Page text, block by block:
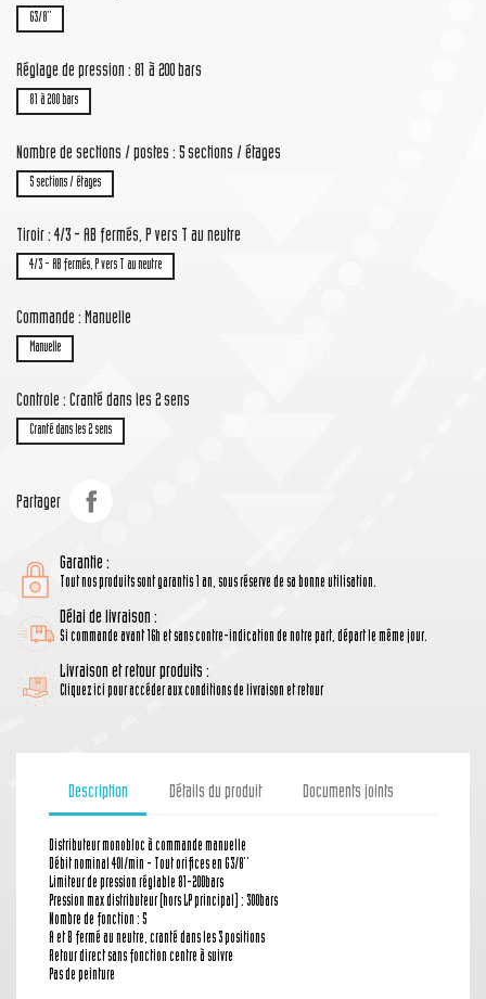
G3/8''
Réglage de pression : 81 à 200 bars
81 à 200 bars
Nombre de sections / postes : 5 sections / étages
5 sections / étages
Tiroir : 4/3 - AB fermés, P vers T au neutre
4/3 - AB fermés, P vers T au neutre
Commande : Manuelle
Manuelle
Controle : Cranté dans les 2 sens
Cranté dans les 2 sens
Partager
Garantie :
Tout nos produits sont garantis 1 an, sous réserve de sa bonne utilisation.
Délai de livraison :
Si commande avant 16h et sans contre-indication de notre part, départ le même jour.
Livraison et retour produits :
Cliquez ici pour accéder aux conditions de livraison et retour
Description Détails du produit Documents joints
Distributeur monobloc à commande manuelle
Débit nominal 40l/min - Tout orifices en G3/8''
Limiteur de pression réglable 81-200bars
Pression max distributeur (hors LP principal) : 300bars
Nombre de fonction : 5
A et B fermé au neutre, cranté dans les 3 positions
Retour direct sans fonction centre à suivre
Pas de peinture